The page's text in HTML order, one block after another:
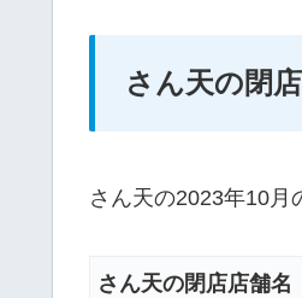
さん天の閉
さん天の2023年10月
さん天の閉店店舗名